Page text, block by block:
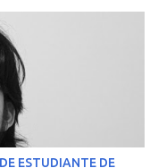
ESTUDIANTE DE